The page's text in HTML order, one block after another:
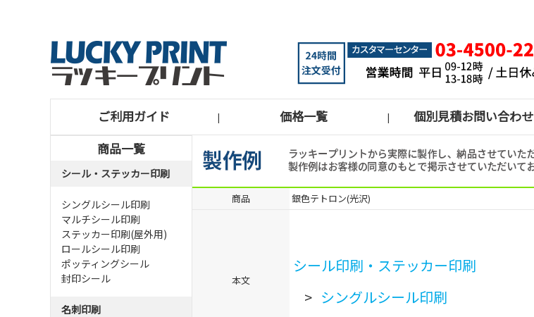
ご利用ガイド | 価格一覧 | 個別見積お問い合わせ
商品一覧
シール・ステッカー印刷
シングルシール印刷
マルチシール印刷
ステッカー印刷(屋外用)
ロールシール印刷
ポッティングシール
封印シール
名刺印刷
商品 銀色テトロン(光沢)
本文
シール印刷・ステッカー印刷
> シングルシール印刷